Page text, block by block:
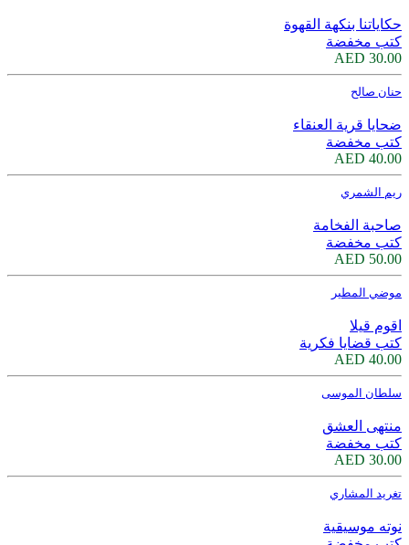
حكاياتنا بنكهة القهوة
كتب مخفضة
30.00 AED
حنان صالح
ضحايا قرية العنقاء
كتب مخفضة
40.00 AED
ريم الشمري
صاحبة الفخامة
كتب مخفضة
50.00 AED
موضي المطير
اقوم قيلا
كتب قضايا فكرية
40.00 AED
سلطان الموسى
منتهى العشق
كتب مخفضة
30.00 AED
تغريد المشاري
نوته موسيقية